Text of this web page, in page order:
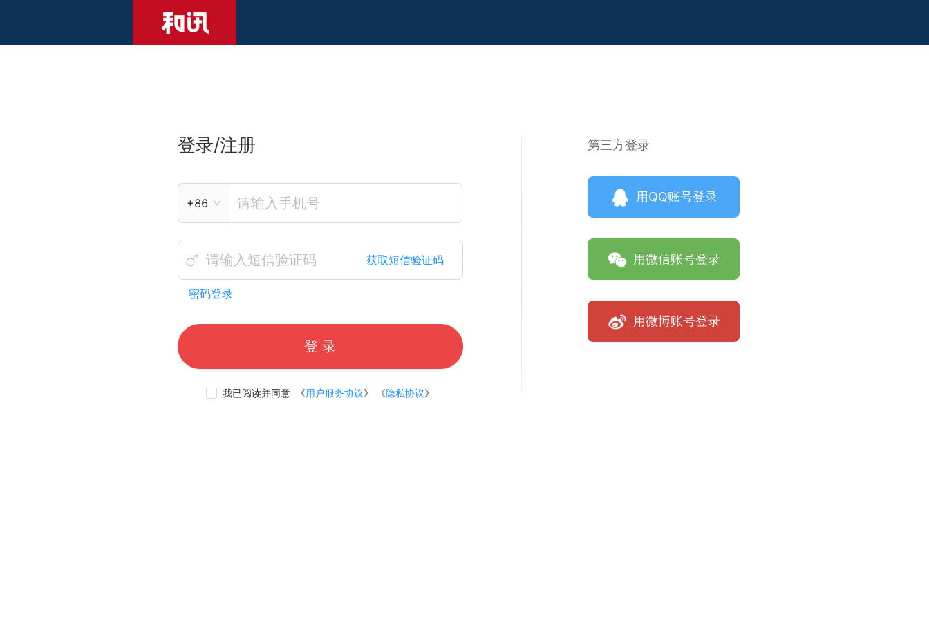
登录/注册
+86
获取短信验证码
密码登录
登 录
我已阅读并同意 《用户服务协议》 《隐私协议》
第三方登录
用QQ账号登录
用微信账号登录
用微博账号登录